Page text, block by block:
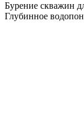
Бурение скважин
Глубинное